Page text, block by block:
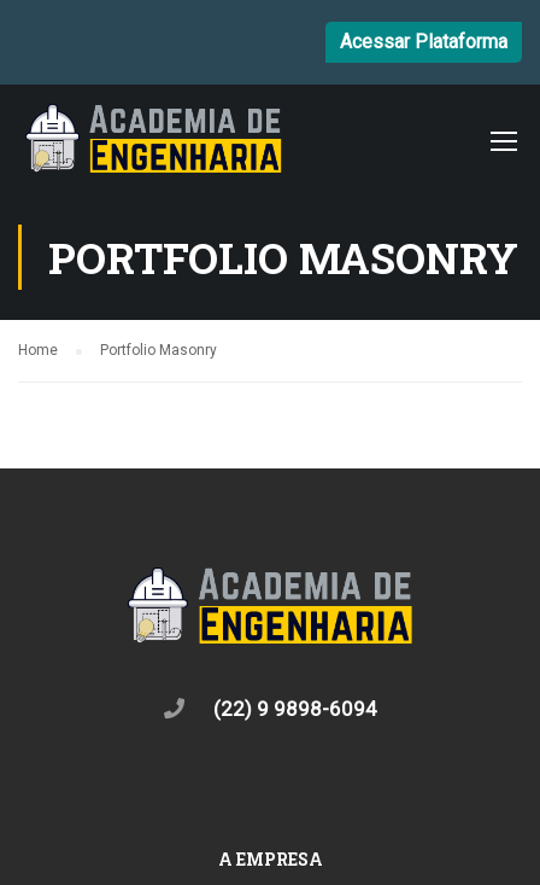
Acessar Plataforma
PORTFOLIO MASONRY
Home Portfolio Masonry
(22) 9 9898-6094
A EMPRESA